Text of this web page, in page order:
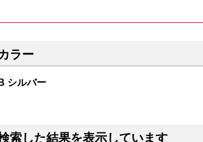
ラー
シルバー
索した結果を表示しています